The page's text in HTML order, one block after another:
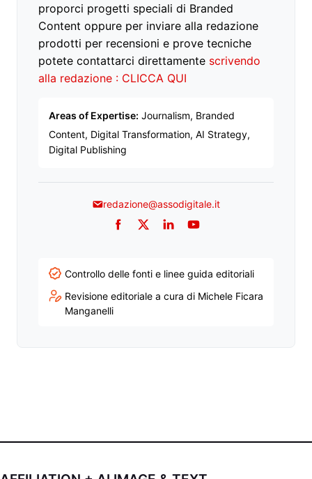
proporci progetti speciali di Branded
Content oppure per inviare alla redazione
prodotti per recensioni e prove tecniche
potete contattarci direttamente scrivendo
alla redazione : CLICCA QUI
Areas of Expertise: Journalism, Branded
Content, Digital Transformation, AI Strategy,
Digital Publishing
redazione@assodigitale.it
Facebook
TwitterLinkedInYouTube
Controllo delle fonti e linee guida editoriali
Revisione editoriale a cura di Michele Ficara
Manganelli